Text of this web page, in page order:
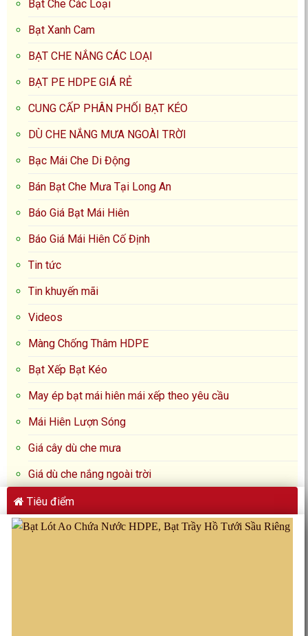
Bạt Che Các Loại
Bạt Xanh Cam
BẠT CHE NẮNG CÁC LOẠI
BẠT PE HDPE GIÁ RẺ
CUNG CẤP PHÂN PHỐI BẠT KÉO
DÙ CHE NẮNG MƯA NGOÀI TRỜI
Bạc Mái Che Di Động
Bán Bạt Che Mưa Tại Long An
Báo Giá Bạt Mái Hiên
Báo Giá Mái Hiên Cố Định
Tin tức
Tin khuyến mãi
Videos
Màng Chống Thâm HDPE
Bạt Xếp Bạt Kéo
May ép bạt mái hiên mái xếp theo yêu cầu
Mái Hiên Lượn Sóng
Giá cây dù che mưa
Giá dù che nắng ngoài trời
Tiêu điểm